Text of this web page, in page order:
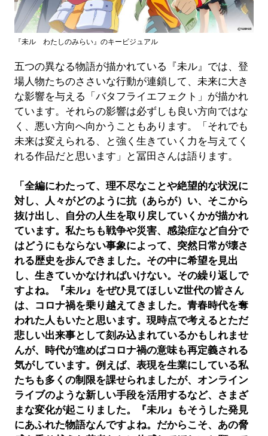
『未ル わたしのみらい』のキービジュアル
五つの異なる物語が描かれている『未ル』では、登
場人物たちのささいな行動が連鎖して、未来に大き
な影響を与える「バタフライエフェクト」が描かれ
ています。それらの影響は必ずしも良い方向ではな
く、悪い方向へ向かうこともあります。「それでも
未来は変えられる、と強く生きていく力を与えてく
れる作品だと思います」と冨田さんは語ります。
「全編にわたって、理不尽なことや絶望的な状況に
対し、人々がどのように抗（あらが）い、そこから
抜け出し、自分の人生を取り戻していくかが描かれ
ています。私たちも戦争や災害、感染症など自分で
はどうにもならない事象によって、突然日常が壊さ
れる歴史を歩んできました。その中に希望を見出
し、生きていかなければいけない。その繰り返しで
すよね。『未ル』をぜひ見てほしいZ世代の皆さん
は、コロナ禍を乗り越えてきました。青春時代を奪
われた人もいたと思います。現時点で考えるとただ
悲しい出来事として刻み込まれているかもしれませ
んが、時代が進めばコロナ禍の意味も再定義される
気がしています。例えば、表現を生業にしている私
たちも多くの制限を課せられましたが、オンライン
ライブのような新しい手段を活用するなど、さまざ
まな変化が起こりました。『未ル』もそうした発見
にあふれた物語なんですよね。だからこそ、あの脅